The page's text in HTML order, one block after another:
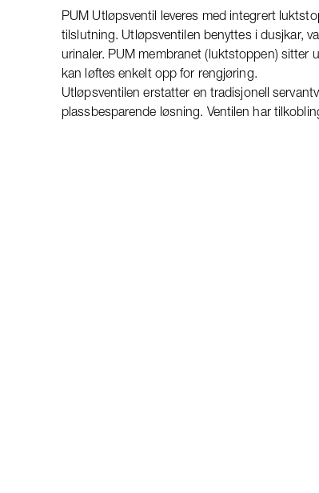
PUM Utløpsventil leveres med integrert
tilslutning. Utløpsventilen benyttes i dusjkar,
urinaler. PUM membranet (luktstoppen) sitter
kan løftes enkelt opp for rengjøring.
Utløpsventilen erstatter en tradisjonell
plassbesparende løsning. Ventilen har